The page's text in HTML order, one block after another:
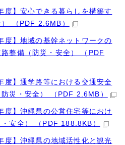
度】安心できる暮らしを構築す
（PDF 2.6MB）
度】地域の基幹ネットワークの
整備（防災・安全） （PDF
度】通学路等における交通安全
災・安全） （PDF 2.6MB）
度】沖縄県の公営住宅等におけ
安全） （PDF 188.8KB）
度】沖縄県の地域活性化と観光